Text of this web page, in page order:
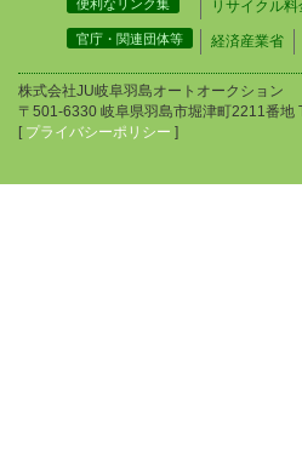
便利なリンク集 リサイクル
官庁・関連団体等 経済産業省
株式会社JU岐阜羽島オートオークション
〒501-6330 岐阜県羽島市堀津町2211番
[ プライバシーポリシー ]